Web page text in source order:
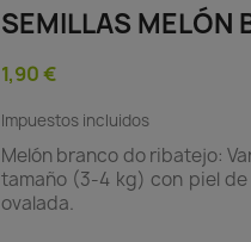
SEMILLAS MELÓN
1,90 €
Impuestos incluidos
Melón branco do ribatejo:
tamaño (3-4 kg) con piel
ovalada.